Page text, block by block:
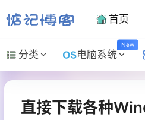
首页
分类
New
电脑系统
直接下载各种